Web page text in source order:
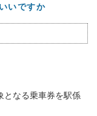
いですか
となる乗車券を駅係